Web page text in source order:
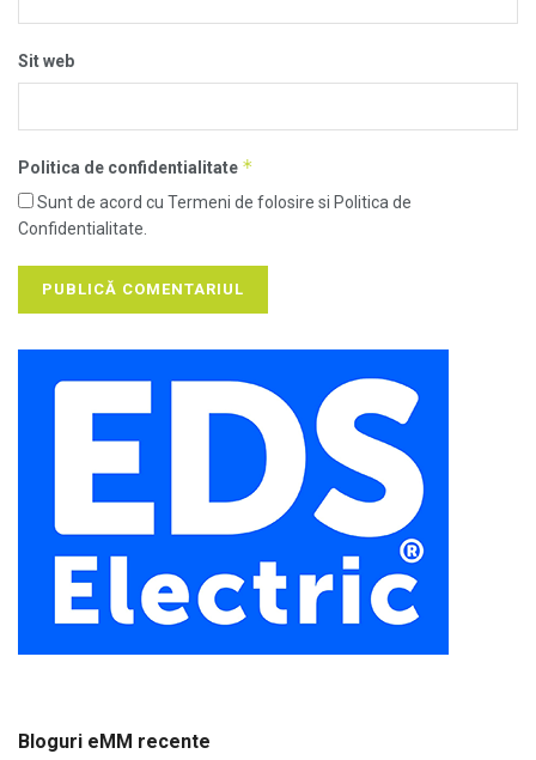
Sit web
Politica de confidentialitate *
Sunt de acord cu Termeni de folosire si Politica de
Confidentialitate.
Bloguri eMM recente